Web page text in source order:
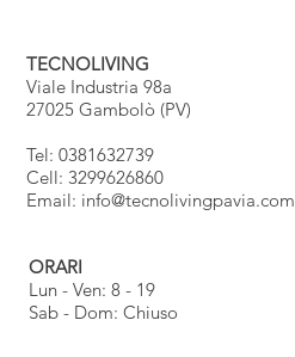
TECNOLIVING
Viale Industria 98a
27025 Gambolò (PV)
Tel: 0381632739
Cell: 3299626860
Email: info@tecnolivingpavia.com
ORARI
Lun - Ven: 8 - 19
Sab - Dom: Chiuso